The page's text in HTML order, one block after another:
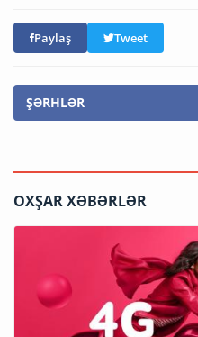
Paylaş Tweet
ŞƏRHLƏR
OXŞAR XƏBƏRLƏR